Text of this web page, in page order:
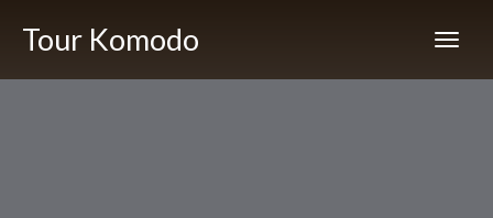
Tour Komodo